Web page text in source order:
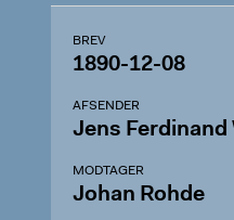
BREV
1890-12-08
AFSENDER
Jens Ferdinand
MODTAGER
Johan Rohde